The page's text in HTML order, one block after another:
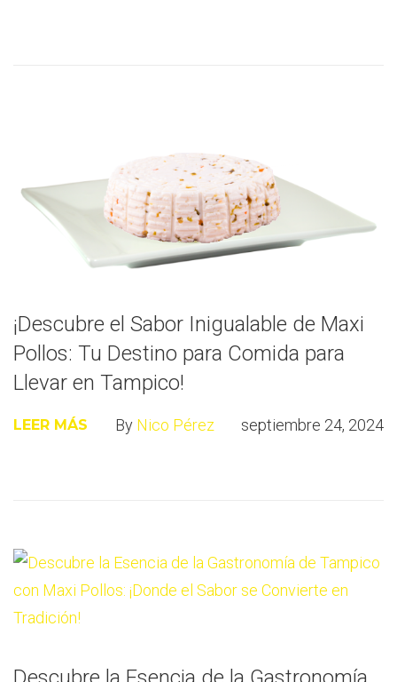
¡Descubre el Sabor Inigualable de Maxi
Pollos: Tu Destino para Comida para
Llevar en Tampico!
LEER MÁS By Nico Pérez septiembre 24, 2024